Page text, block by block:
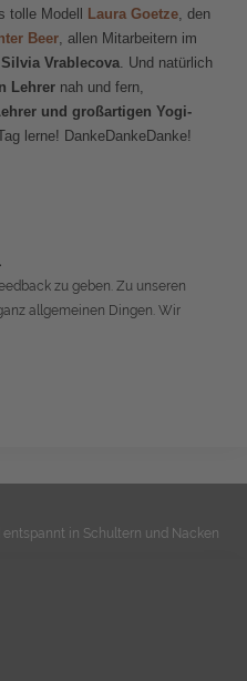
tolle Modell
Laura Goetze, den
Beer, allen Mitarbeitern im
Silvia Vrablecova. Und natürlich
Lehrer nah und fern,
und großartigen Yogi-
lerne! DankeDankeDanke!
zu geben. Zu unseren
allgemeinen Dingen. Wir
in Schultern und Nacken